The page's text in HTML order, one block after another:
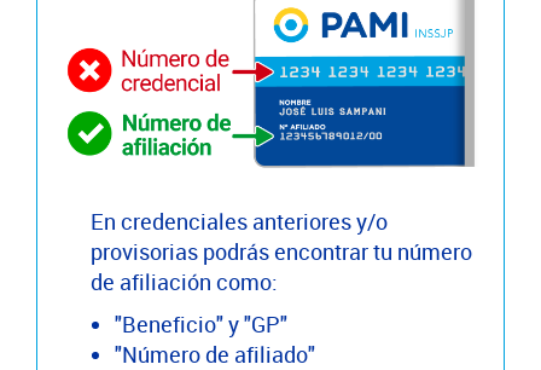
En credenciales anteriores y/o
provisorias podrás encontrar tu número
de afiliación como:
"Beneficio" y "GP"
"Número de afiliado"